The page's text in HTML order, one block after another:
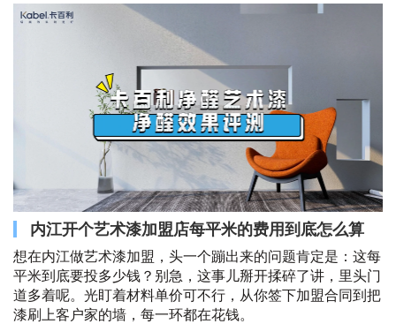
内江开个艺术漆加盟店每平米的费用到底怎么算
想在内江做艺术漆加盟，头一个蹦出来的问题肯定是：这每
平米到底要投多少钱？别急，这事儿掰开揉碎了讲，里头门
道多着呢。光盯着材料单价可不行，从你签下加盟合同到把
漆刷上客户家的墙，每一环都在花钱。